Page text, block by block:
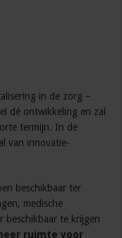
in de zorg –
dé ontwikkeling en zal
termijn. In de
van innovatie-
beschikbaar ter
medische
beschikbaar te krijgen
ruimte voor